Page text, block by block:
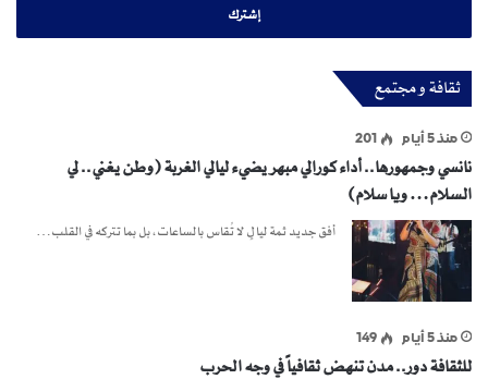
ثقافة و مجتمع
منذ 5 أيام 201
نانسي وجمهورها.. أداء كورالي مبهر يضيء ليالي الغربة (وطن يغني.. لي
السلام… ويا سلام)
أفق جديد ثمة ليالٍ لا تُقاس بالساعات، بل بما تتركه في القلب…
منذ 5 أيام 149
للثقافة دور.. مدن تنهض ثقافياً في وجه الحرب